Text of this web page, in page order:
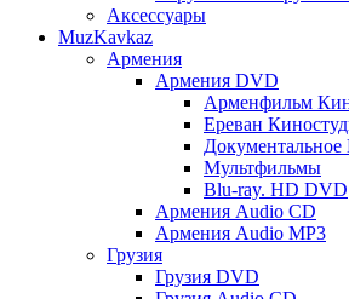
Аксессуары
MuzKavkaz
Армения
Армения DVD
Арменфильм
Ереван
Мультфильмы
Blu-ray. HD DVD
Армения Audio CD
Армения Audio MP3
Грузия
Грузия DVD